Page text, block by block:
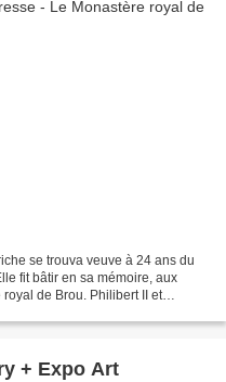
se trouva veuve à 24 ans du
fit bâtir en sa mémoire, aux
de Brou. Philibert II et
+ Expo Art